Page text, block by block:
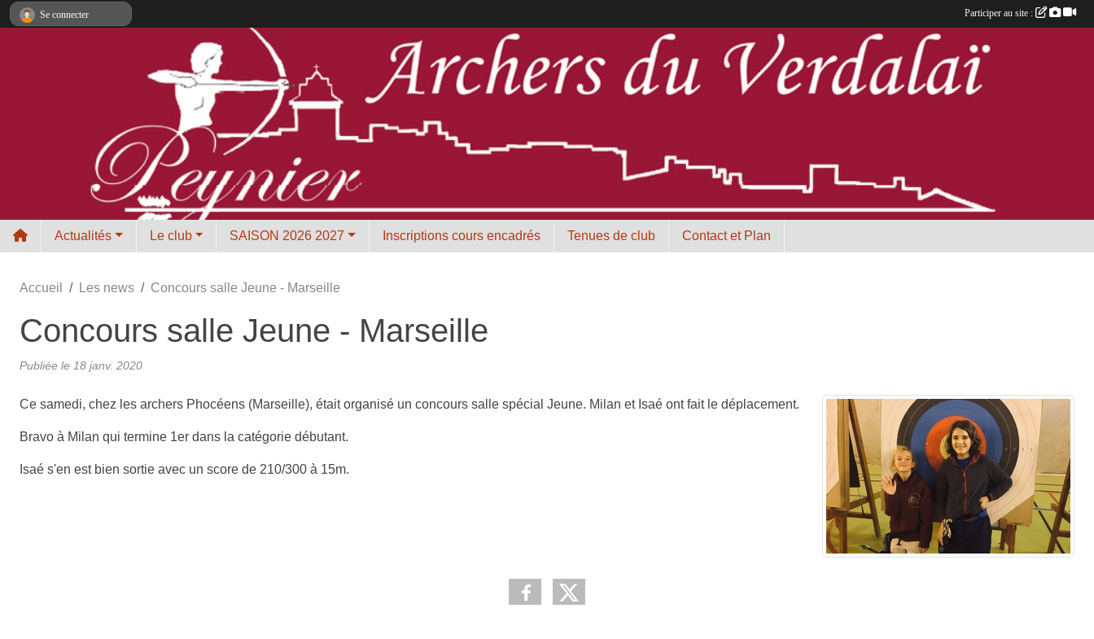
Actualités Le club SAISON 2026 2027 Inscriptions cours encadrés Tenues de club Contact et Plan
Accueil Les news Concours salle Jeune - Marseille
Concours salle Jeune - Marseille
Publiée le 18 janv. 2020
Ce samedi, chez les archers Phocéens (Marseille), était organisé un concours salle spécial Jeune. Milan et Isaé ont fait le déplacement.
Bravo à Milan qui termine 1er dans la catégorie débutant.
Isaé s'en est bien sortie avec un score de 210/300 à 15m.
Se connecter Participer au site :
Panneau de gestion des cookies